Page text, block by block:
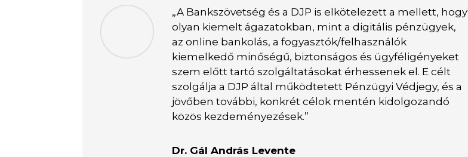
„A Bankszövetség és a DJP is elkötelezett a mellett, hogy
olyan kiemelt ágazatokban, mint a digitális pénzügyek,
az online bankolás, a fogyasztók/felhasználók
kiemelkedő minőségű, biztonságos és ügyféligényeket
szem előtt tartó szolgáltatásokat érhessenek el. E célt
szolgálja a DJP által működtetett Pénzügyi Védjegy, és a
jövőben további, konkrét célok mentén kidolgozandó
közös kezdeményezések.”
Dr. Gál András Levente